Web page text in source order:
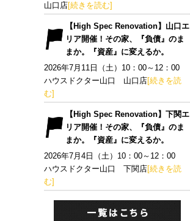
山口店[続きを読む]
【High Spec Renovation】山口エ
リア開催！その家、『負債』のま
まか。『資産』に変えるか。
2026年7月11日（土）10：00～12：00
ハウスドクター山口 山口店[続きを読
む]
【High Spec Renovation】下関エ
リア開催！その家、『負債』のま
まか。『資産』に変えるか。
2026年7月4日（土）10：00～12：00
ハウスドクター山口 下関店[続きを読
む]